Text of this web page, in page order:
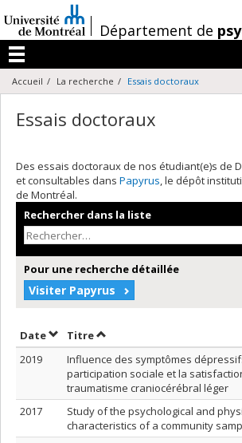
au
contenu
/Département de
Menu
Accueil La recherche Essais doctoraux
Essais doctoraux
Des essais doctoraux de nos étudiant(e)s de
et consultables dans Papyrus, le dépôt
de Montréal.
Rechercher dans la liste
Pour une recherche détaillée
Visiter Papyrus
DateTrier par date en ordre décroissant
TitreTrier par titre en ordre
2019
Influence des symptômes
participation sociale et la
traumatisme craniocérébral léger
2017
Study of the psychological and
characteristics of a community